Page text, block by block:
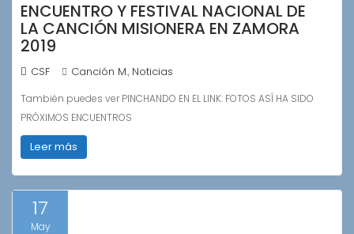
ENCUENTRO Y FESTIVAL NACIONAL DE
LA CANCIÓN MISIONERA EN ZAMORA
2019
CSF Canción M., Noticias
También puedes ver PINCHANDO EN EL LINK: FOTOS ASÍ HA SIDO
PRÓXIMOS ENCUENTROS
Leer más
17
May